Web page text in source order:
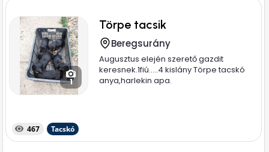
1
Törpe tacsik
Beregsurány
Augusztus elején szerető gazdit
keresnek.1fiú.....4 kislány Törpe tacskó
anya,harlekin apa.
467 Tacskó